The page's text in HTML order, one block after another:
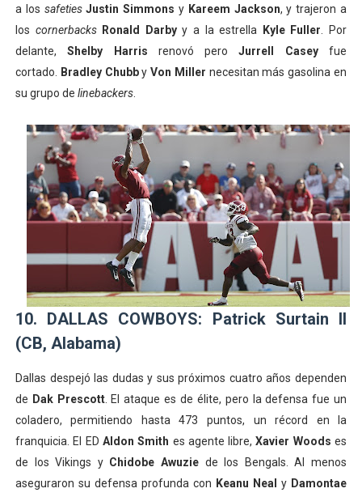
a los safetiesJustin Simmonsy Kareem Jackson, y trajeron a
los cornerbacks Ronald Darbyy a la estrella Kyle Fuller . Por
delante,Shelby Harris renovó peroJurrell Caseyfue
cortado.
Bradley ChubbyVon Miller necesitan más gasolina en
su grupo de linebackers.
10. DALLAS COWBOYS: Patrick Surtain II
(CB, Alabama)
Dallas despejó las dudas y sus próximos cuatro años dependen
de Dak Prescott. El ataque es de élite, pero la defensa fue un
coladero, permitiendo hasta 473 puntos, un récord en la
franquicia. El ED Aldon Smith es agente libre,Xavier Woodses
de los Vikings y Chidobe Awuzie de los Bengals. Al menos
aseguraron su defensa profunda con Keanu Nealy Damontae